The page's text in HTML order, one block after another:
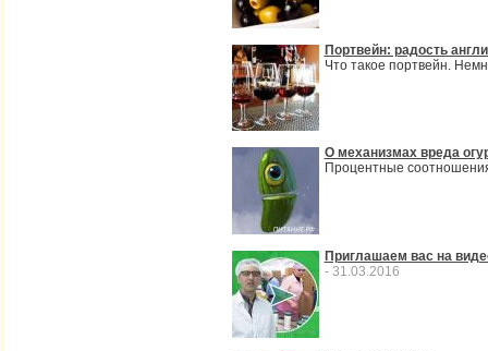
Портвейн: радость
Что такое портвейн.
О механизмах вреда
Процентные
Приглашаем вас на
- 31.03.2016